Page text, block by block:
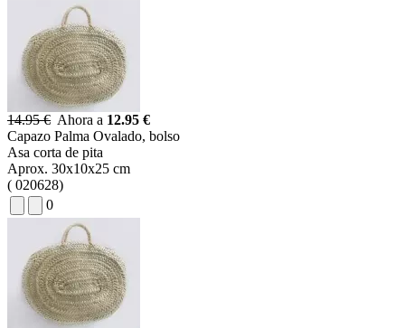
14.95 € Ahora a 12.95 €
Capazo Palma Ovalado, bolso
Asa corta de pita
Aprox. 30x10x25 cm
( 020628)
0